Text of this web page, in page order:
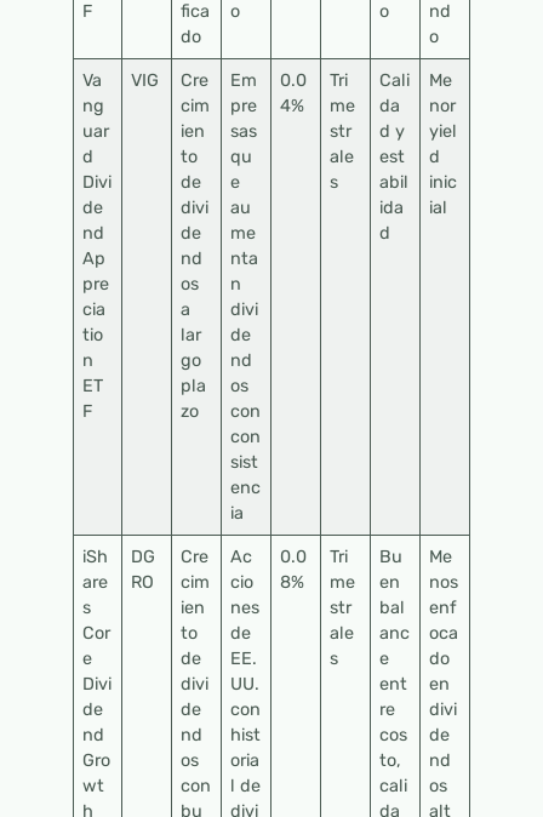
F
fica
do
o
o
nd
o
Va
ng
uar
d
Divi
de
nd
Ap
pre
cia
tio
n
ET
F
VIG
Cre
cim
ien
to
de
divi
de
nd
os
a
lar
go
pla
zo
Em
pre
sas
qu
e
au
me
nta
n
divi
de
nd
os
con
con
sist
enc
ia
0.0
4%
Tri
me
str
ale
s
Cali
da
d y
est
abil
ida
d
Me
nor
yiel
d
inic
ial
iSh
are
s
Cor
e
Divi
de
nd
Gro
wt
h
DG
RO
Cre
cim
ien
to
de
divi
de
nd
os
con
bu
Ac
cio
nes
de
EE.
UU.
con
hist
oria
l de
divi
0.0
8%
Tri
me
str
ale
s
Bu
en
bal
anc
e
ent
re
cos
to,
cali
da
Me
nos
enf
oca
do
en
divi
de
nd
os
alt